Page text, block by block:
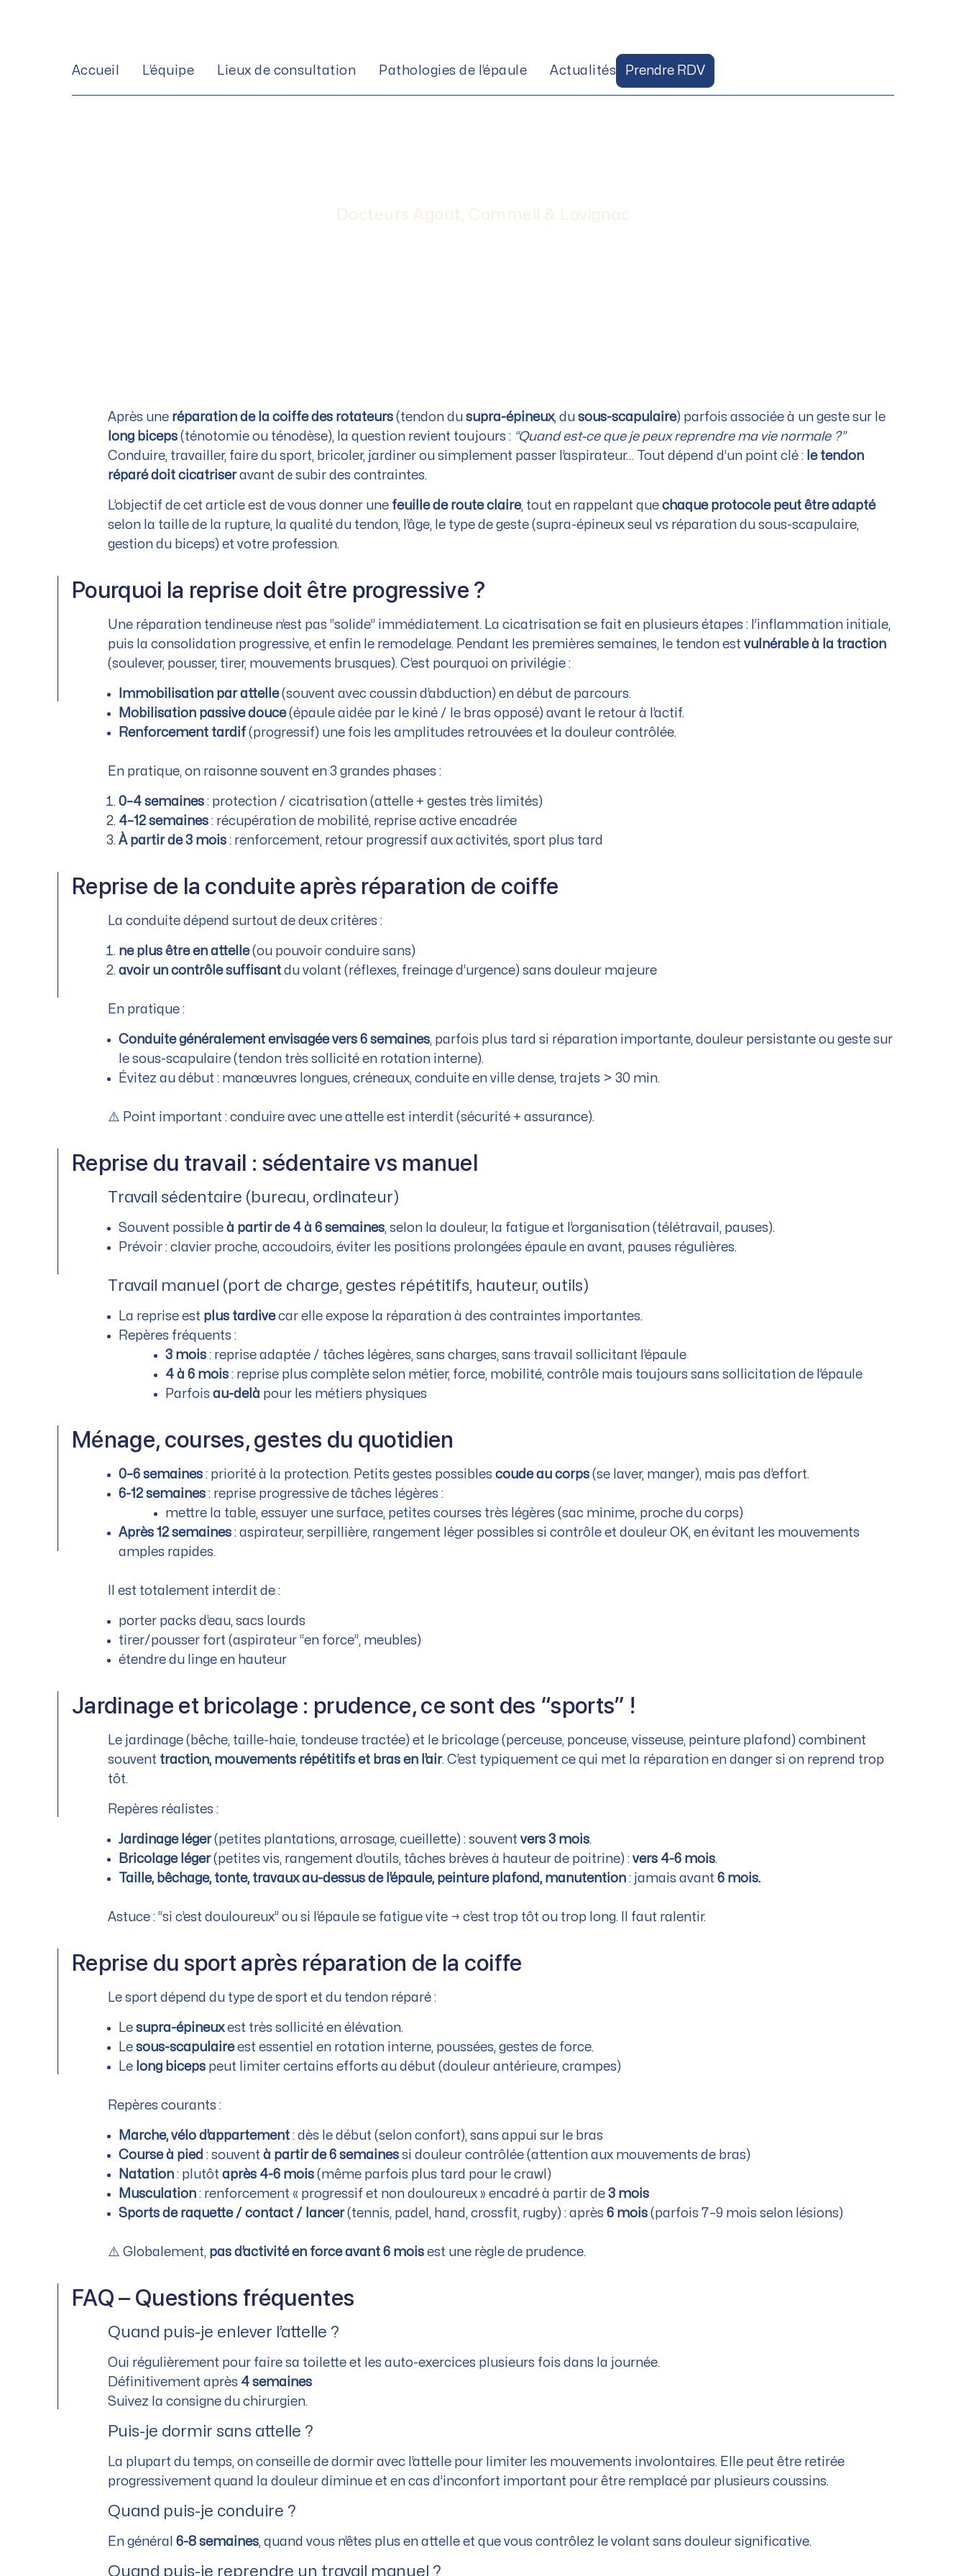
Accueil L’équipe Lieux de consultation Pathologies de l’épaule Actualités Prendre RDV
Docteurs Agout, Commeil & Lavignac
Après une réparation de la coiffe des rotateurs (tendon du supra-épineux, du sous-scapulaire) parfois associée à un geste sur le
long biceps (ténotomie ou ténodèse), la question revient toujours : “Quand est-ce que je peux reprendre ma vie normale ?”
Conduire, travailler, faire du sport, bricoler, jardiner ou simplement passer l’aspirateur… Tout dépend d’un point clé : le tendon
réparé doit cicatriseravant de subir des contraintes.
L’objectif de cet article est de vous donner une feuille de route claire, tout en rappelant que chaque protocole peut être adapté
selon la taille de la rupture, la qualité du tendon, l’âge, le type de geste (supra-épineux seul vs réparation du sous-scapulaire,
gestion du biceps) et votre profession.
Pourquoi la reprise doit être progressive ?
Une réparation tendineuse n’est pas “solide” immédiatement. La cicatrisation se fait en plusieurs étapes : l’inflammation initiale,
puis la consolidation progressive, et enfin le remodelage. Pendant les premières semaines, le tendon est vulnérable à la traction
(soulever, pousser, tirer, mouvements brusques). C’est pourquoi on privilégie :
Immobilisation par attelle(souvent avec coussin d’abduction) en début de parcours.
Mobilisation passive douce(épaule aidée par le kiné / le bras opposé) avant le retour à l’actif.
Renforcement tardif (progressif) une fois les amplitudes retrouvées et la douleur contrôlée.
En pratique, on raisonne souvent en 3 grandes phases :
0–4 semaines : protection / cicatrisation (attelle + gestes très limités)
4–12 semaines : récupération de mobilité, reprise active encadrée
À partir de 3 mois : renforcement, retour progressif aux activités, sport plus tard
Reprise de la conduite après réparation de coiffe
La conduite dépend surtout de deux critères :
ne plus être en attelle(ou pouvoir conduire sans)
avoir un contrôle suffisant du volant (réflexes, freinage d’urgence) sans douleur majeure
En pratique :
Conduite généralement envisagée vers 6 semaines, parfois plus tard si réparation importante, douleur persistante ou geste sur
le sous-scapulaire (tendon très sollicité en rotation interne).
Évitez au début : manœuvres longues, créneaux, conduite en ville dense, trajets > 30 min.
⚠️ Point important : conduire avec une attelle est interdit (sécurité + assurance).
Reprise du travail : sédentaire vs manuel
Travail sédentaire (bureau, ordinateur)
Souvent possible à partir de 4 à 6 semaines, selon la douleur, la fatigue et l’organisation (télétravail, pauses).
Prévoir : clavier proche, accoudoirs, éviter les positions prolongées épaule en avant, pauses régulières.
Travail manuel (port de charge, gestes répétitifs, hauteur, outils)
La reprise est plus tardivecar elle expose la réparation à des contraintes importantes.
Repères fréquents :
3 mois : reprise adaptée / tâches légères, sans charges, sans travail sollicitant l’épaule
4 à 6 mois : reprise plus complète selon métier, force, mobilité, contrôle mais toujours sans sollicitation de l’épaule
Parfois au-delà pour les métiers physiques
Ménage, courses, gestes du quotidien
0–6 semaines : priorité à la protection. Petits gestes possibles coude au corps (se laver, manger), mais pas d’effort.
6-12 semaines : reprise progressive de tâches légères :
mettre la table, essuyer une surface, petites courses très légères (sac minime, proche du corps)
Après 12 semaines : aspirateur, serpillière, rangement léger possibles si contrôle et douleur OK, en évitant les mouvements
amples rapides.
Il est totalement interdit de :
porter packs d’eau, sacs lourds
tirer/pousser fort (aspirateur “en force”, meubles)
étendre du linge en hauteur
Jardinage et bricolage : prudence, ce sont des “sports” !
Le jardinage (bêche, taille-haie, tondeuse tractée) et le bricolage (perceuse, ponceuse, visseuse, peinture plafond) combinent
souvent traction, mouvements répétitifs et bras en l’air. C’est typiquement ce qui met la réparation en danger si on reprend trop
tôt.
Repères réalistes :
Jardinage léger(petites plantations, arrosage, cueillette) : souvent vers 3 mois.
Bricolage léger(petites vis, rangement d’outils, tâches brèves à hauteur de poitrine) : vers 4-6 mois.
Taille, bêchage, tonte, travaux au-dessus de l’épaule, peinture plafond, manutention : jamais avant 6 mois.
Astuce : “si c’est douloureux” ou si l’épaule se fatigue vite → c’est trop tôt ou trop long. Il faut ralentir.
Reprise du sport après réparation de la coiffe
Le sport dépend du type de sport et du tendon réparé :
Le supra-épineuxest très sollicité en élévation.
Le sous-scapulaireest essentiel en rotation interne, poussées, gestes de force.
Le long biceps peut limiter certains efforts au début (douleur antérieure, crampes)
Repères courants :
Marche, vélo d’appartement : dès le début (selon confort), sans appui sur le bras
Course à pied : souvent à partir de 6 semaines si douleur contrôlée (attention aux mouvements de bras)
Natation : plutôt après 4-6 mois (même parfois plus tard pour le crawl)
Musculation : renforcement « progressif et non douloureux » encadré à partir de 3 mois
Sports de raquette / contact / lancer(tennis, padel, hand, crossfit, rugby) : après 6 mois (parfois 7–9 mois selon lésions)
⚠️ Globalement, pas d’activité en force avant 6 mois est une règle de prudence.
FAQ – Questions fréquentes
Quand puis-je enlever l’attelle ?
Oui régulièrement pour faire sa toilette et les auto-exercices plusieurs fois dans la journée.
Définitivement après 4 semaines
Suivez la consigne du chirurgien.
Puis-je dormir sans attelle ?
La plupart du temps, on conseille de dormir avec l’attelle pour limiter les mouvements involontaires. Elle peut être retirée
progressivement quand la douleur diminue et en cas d’inconfort important pour être remplacé par plusieurs coussins.
Quand puis-je conduire ?
En général 6-8 semaines, quand vous n’êtes plus en attelle et que vous contrôlez le volant sans douleur significative.
Quand puis-je reprendre un travail manuel ?